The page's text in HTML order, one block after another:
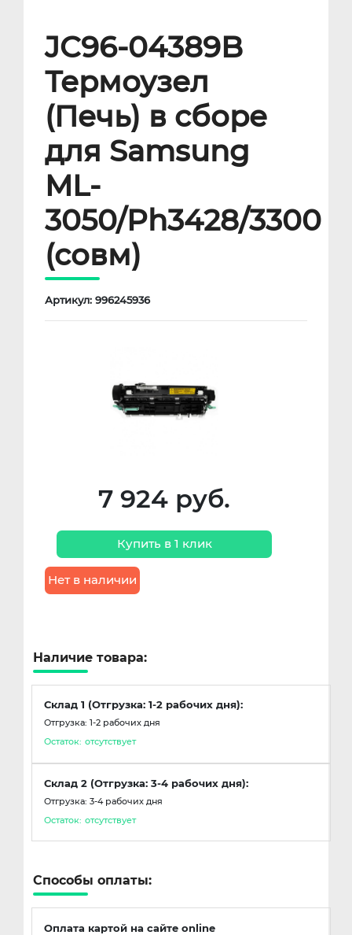
JC96-04389B
Термоузел
(Печь) в сборе
для Samsung
ML-
3050/Ph3428/3300
(совм)
Артикул: 996245936
7 924 руб.
Купить в 1 клик
Нет в наличии
Наличие товара:
Склад 1 (Отгрузка: 1-2 рабочих дня):
Отгрузка: 1-2 рабочих дня
Остаток: отсутствует
Склад 2 (Отгрузка: 3-4 рабочих дня):
Отгрузка: 3-4 рабочих дня
Остаток: отсутствует
Способы оплаты:
Оплата картой на сайте online